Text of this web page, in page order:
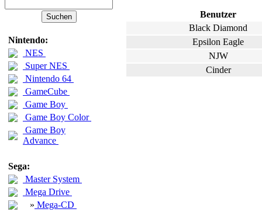
Nintendo:
NES
Super NES
Nintendo 64
GameCube
Game Boy
Game Boy Color
Game Boy
Advance
Sega:
Master System
Mega Drive
» Mega-CD
Benutzer
Black Diamond
Epsilon Eagle
NJW
Cinder